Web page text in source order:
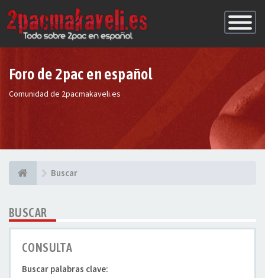
de
Foro de 2pac en español
Comunidad de 2pacmakaveli.es
Buscar
BUSCAR
CONSULTA
Buscar palabras clave: